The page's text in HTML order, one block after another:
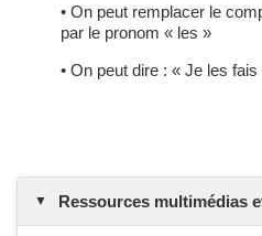
• On peut remplacer le
par le pronom « les »
• On peut dire : « Je les fais
Ressources multimédias